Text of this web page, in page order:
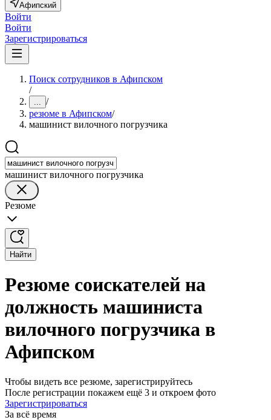
Афипский
Войти
Войти
Зарегистрироваться
Поиск сотрудников в Афипском
/
... /
резюме в Афипском/
машинист вилочного погрузчика
машинист вилочного погрузчика
Резюме
Найти
Резюме соискателей на
должность машиниста
вилочного погрузчика в
Афипском
Чтобы видеть все резюме, зарегистрируйтесь
После регистрации покажем ещё 3 и откроем фото
Зарегистрироваться
За всё время